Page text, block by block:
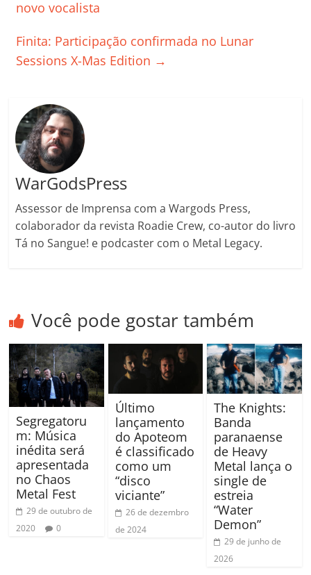
o
k
p a k h
novo vocalista
Finita: Participação confirmada no Lunar
Sessions X-Mas Edition →
WarGodsPress
Assessor de Imprensa com a Wargods Press,
colaborador da revista Roadie Crew, co-autor do livro
Tá no Sangue! e podcaster com o Metal Legacy.
Você pode gostar também
Segregatoru
m: Música
inédita será
apresentada
no Chaos
Metal Fest
29 de outubro de
2020
0
Último
lançamento
do Apoteom
é classificado
como um
“disco
viciante”
26 de dezembro
de 2024
The Knights:
Banda
paranaense
de Heavy
Metal lança o
single de
estreia
“Water
Demon”
29 de junho de
2026